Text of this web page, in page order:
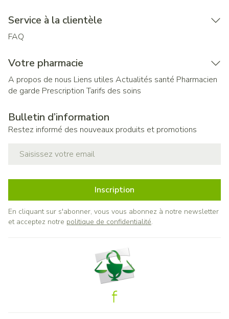
Service à la clientèle
FAQ
Votre pharmacie
A propos de nous Liens utiles Actualités santé Pharmacien
de garde Prescription Tarifs des soins
Bulletin d’information
Restez informé des nouveaux produits et promotions
Inscription
En cliquant sur s'abonner, vous vous abonnez à notre newsletter
et acceptez notre politique de confidentialité.